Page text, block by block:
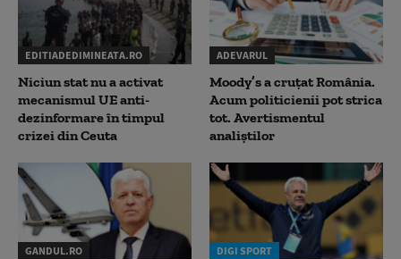
EDITIADEDIMINEATA.RO
Niciun stat nu a activat
mecanismul UE anti-
dezinformare în timpul
crizei din Ceuta
ADEVARUL
Moody’s a cruțat România.
Acum politicienii pot strica
tot. Avertismentul
analiștilor
GANDUL.RO DIGI SPORT